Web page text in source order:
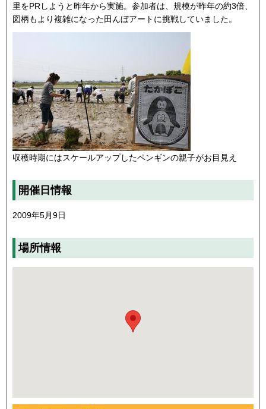
里をPRしようと昨年から実施。参加者は、規模が昨年の約3倍、
図柄もより複雑になった田んぼアートに挑戦していました。
収穫時期にはスケールアップしたペンギンの親子がお目見え
開催日情報
2009年5月9日
場所情報